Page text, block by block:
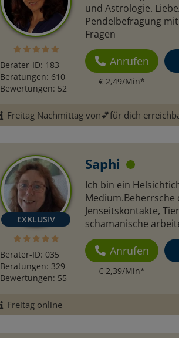
Berater-ID: 183
Beratungen: 610
Bewertungen: 52
und Astrologie.
Pendelbefragung
Fragen
Anrufen
€ 2,49/Min*
Freitag Nachmittag von💕für dich
Berater-ID: 035
Beratungen: 329
Bewertungen: 55
Saphi
Ich bin ein
Medium.Beherrsche
Jenseitskontakte,
schamanische
Anrufen
€ 2,39/Min*
Freitag online